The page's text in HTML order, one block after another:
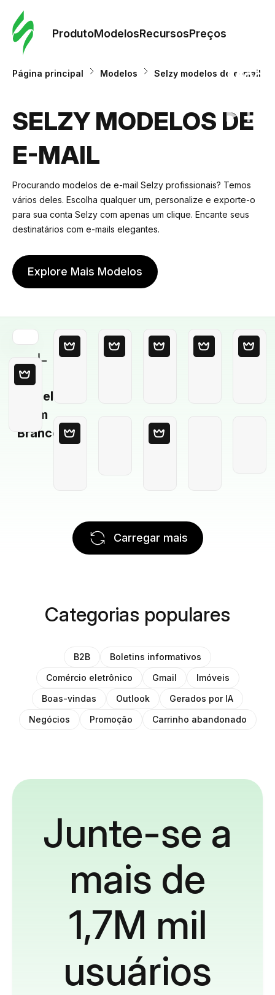
ProdutoModelosRecursosPreços
Página principal Modelos Selzy modelos de e-mail
SELZY MODELOS DE
E-MAIL
Procurando modelos de e-mail Selzy profissionais? Temos
vários deles. Escolha qualquer um, personalize e exporte-o
para sua conta Selzy com apenas um clique. Encante seus
destinatários com e-mails elegantes.
Explore Mais Modelos
Modelo
em
Branco
Carregar mais
Categorias populares
B2B
Boletins informativos
Comércio eletrônico
Gmail
Imóveis
Boas-vindas
Outlook
Gerados por IA
Negócios
Promoção Carrinho abandonado
Junte-se a
mais de
1,7M mil
usuários